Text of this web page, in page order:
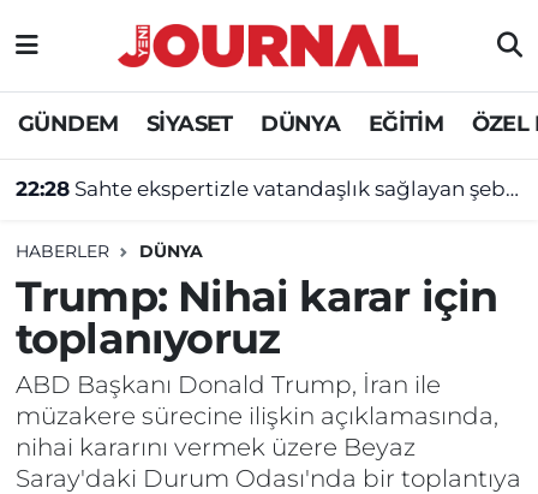
GÜNDEM SİYASET DÜNYA EĞİTİM ÖZEL
22:28 Sahte ekspertizle vatandaşlık sağlayan şebekeye operasyon
22:23 Apartmanda yangın paniği: 5 kişi dumandan etkilendi
HABERLER DÜNYA
Trump: Nihai karar için
toplanıyoruz
ABD Başkanı Donald Trump, İran ile
müzakere sürecine ilişkin açıklamasında,
nihai kararını vermek üzere Beyaz
Saray'daki Durum Odası'nda bir toplantıya
GÜNDEM
SİYASET
EĞİTİM
ÖZEL HABER
Nöbetçi Eczaneler
Hava Durumu
Süper Lig Puan Durumu ve Fikstür
Tüm Manşetler
Son Dakika Haberleri
Haber Arşivi